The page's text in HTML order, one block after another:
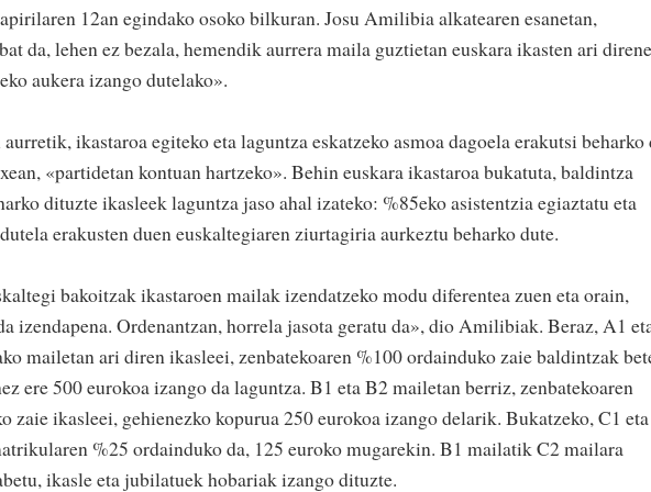
12an egindako osoko bilkuran. Josu Amilibia alkatearen esanetan,
da, lehen ez bezala, hemendik aurrera maila guztietan euskara ikasten ari
aukera izango dutelako».
ikastaroa egiteko eta laguntza eskatzeko asmoa dagoela erakutsi beharko
«partidetan kontuan hartzeko». Behin euskara ikastaroa bukatuta, baldintza
dituzte ikasleek laguntza jaso ahal izateko: %85eko asistentzia egiaztatu eta
erakusten duen euskaltegiaren ziurtagiria aurkeztu beharko dute.
bakoitzak ikastaroen mailak izendatzeko modu diferentea zuen eta orain,
izendapena. Ordenantzan, horrela jasota geratu da», dio Amilibiak. Beraz, A1
mailetan ari diren ikasleei, zenbatekoaren %100 ordainduko zaie baldintzak
ere 500 eurokoa izango da laguntza. B1 eta B2 mailetan berriz, zenbatekoaren
zaie ikasleei, gehienezko kopurua 250 eurokoa izango delarik. Bukatzeko, C1 eta
%25 ordainduko da, 125 euroko mugarekin. B1 mailatik C2 mailara
ikasle eta jubilatuek hobariak izango dituzte.